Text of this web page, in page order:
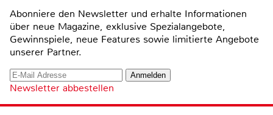
Abonniere den Newsletter und erhalte Informationen
über neue Magazine, exklusive Spezialangebote,
Gewinnspiele, neue Features sowie limitierte Angebote
unserer Partner.
Newsletter abbestellen